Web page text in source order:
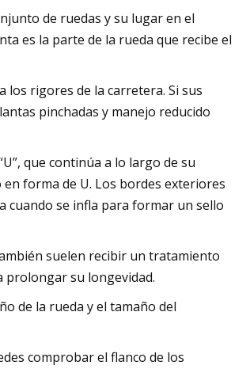
de ruedas y su lugar en el
es la parte de la rueda que recibe el
los rigores de la carretera. Si sus
pinchadas y manejo reducido
que continúa a lo largo de su
forma de U. Los bordes exteriores
cuando se infla para formar un sello
suelen recibir un tratamiento
prolongar su longevidad.
de la rueda y el tamaño del
comprobar el flanco de los